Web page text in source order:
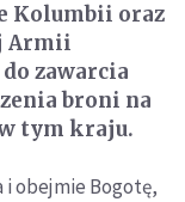
Kolumbii oraz
Armii
zawarcia
broni na
tym kraju.
i obejmie Bogotę,